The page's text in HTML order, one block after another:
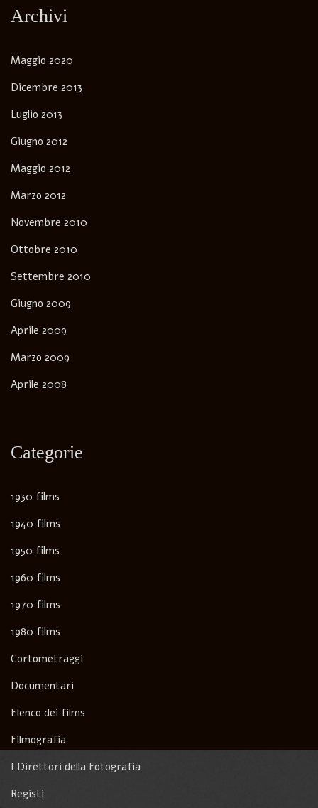
Archivi
Maggio 2020
Dicembre 2013
Luglio 2013
Giugno 2012
Maggio 2012
Marzo 2012
Novembre 2010
Ottobre 2010
Settembre 2010
Giugno 2009
Aprile 2009
Marzo 2009
Aprile 2008
Categorie
1930 films
1940 films
1950 films
1960 films
1970 films
1980 films
Cortometraggi
Documentari
Elenco dei films
Filmografia
I Direttori della Fotografia
Registi